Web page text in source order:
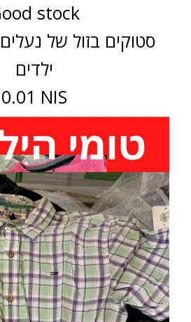
stock
סטוקים בזול של
ילדים
0.01 NIS